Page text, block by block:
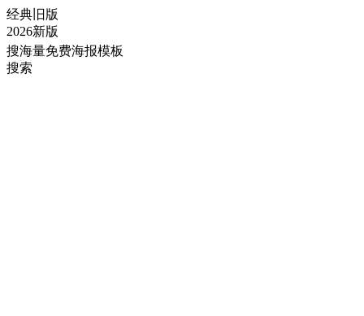
经典旧版
2026新版
搜海量免费海报模板
搜索